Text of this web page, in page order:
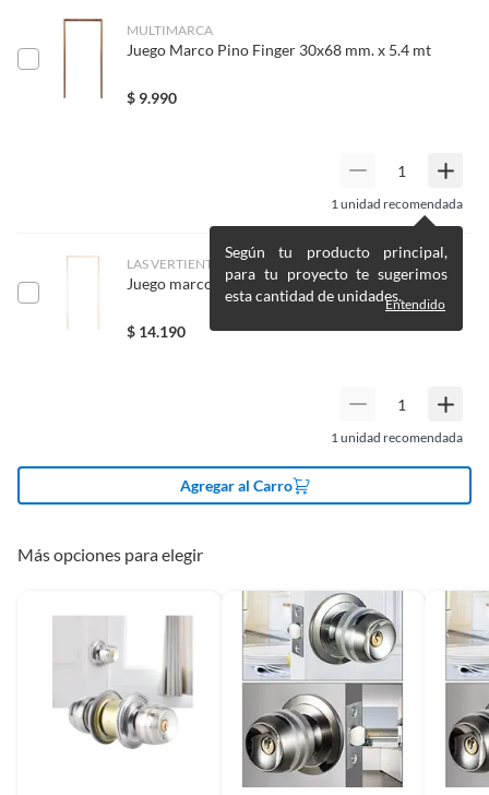
16,8 cm
MULTIMARCA
Juego Marco Pino Finger 30x68 mm. x 5.4 mt
$ 9.990
1unidad recomendada
Según tu producto principal,
para tu proyecto te sugerimos
esta cantidad de unidades.Entendido
LAS VERTIENTES
Juego marco puerta pino 30X90 MM 5,4mt
$ 14.190
1unidad recomendada
Agregar al Carro
Más opciones para elegir